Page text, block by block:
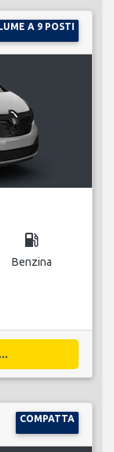
A 9 POSTI
local_gas_station
Benzina
COMPATTA